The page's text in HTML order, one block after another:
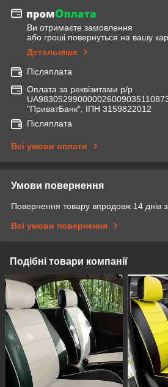
Ви отримаєте замовлення
або гроші повернуться на вашу
Детальніше
Післяплата
Оплата за реквізитами р/р
"ПриватБанк", ІПН 3159822012
Післяплата
Всі умови оплати
Умови повернення
Повернення товару впродовж 14 днів
Всі умови повернення
Подібні товари компанії